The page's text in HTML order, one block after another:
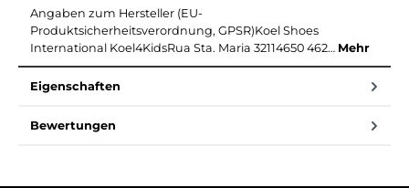
Angaben zum Hersteller (EU-
Produktsicherheitsverordnung, GPSR)Koel Shoes
International Koel4KidsRua Sta. Maria 32114650 462… Mehr
Eigenschaften
Bewertungen